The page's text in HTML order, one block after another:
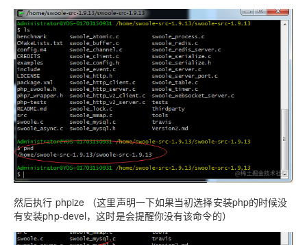
然后执行 phpize （这里声明一下如果当初选择安装php的时候没
有安装php-devel，这时是会提醒你没有该命令的）